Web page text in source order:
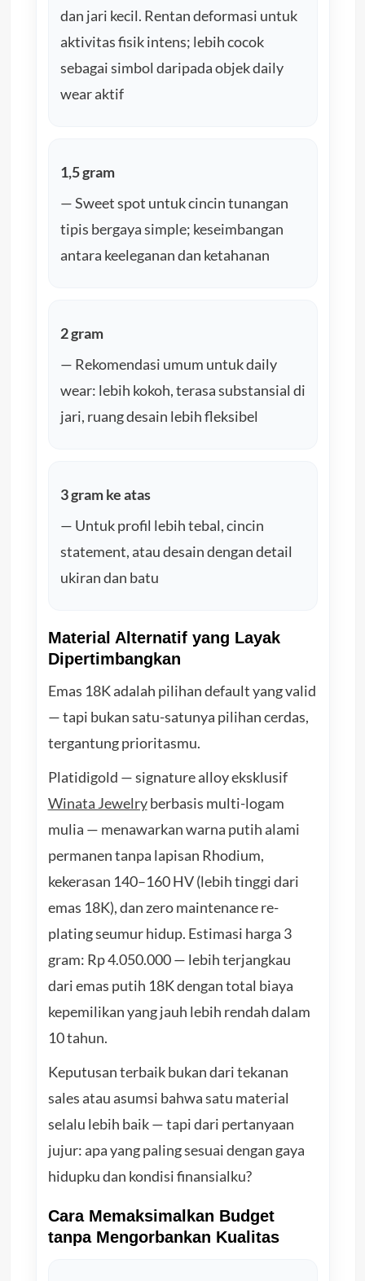
dan jari kecil. Rentan deformasi untuk
aktivitas fisik intens; lebih cocok
sebagai simbol daripada objek daily
wear aktif
1,5 gram
— Sweet spot untuk cincin tunangan
tipis bergaya simple; keseimbangan
antara keeleganan dan ketahanan
2 gram
— Rekomendasi umum untuk daily
wear: lebih kokoh, terasa substansial di
jari, ruang desain lebih fleksibel
3 gram ke atas
— Untuk profil lebih tebal, cincin
statement, atau desain dengan detail
ukiran dan batu
Material Alternatif yang Layak
Dipertimbangkan
Emas 18K adalah pilihan default yang valid
— tapi bukan satu-satunya pilihan cerdas,
tergantung prioritasmu.
Platidigold — signature alloy eksklusif
Winata Jewelryberbasis multi-logam
mulia — menawarkan warna putih alami
permanen tanpa lapisan Rhodium,
kekerasan 140–160 HV (lebih tinggi dari
emas 18K), dan zero maintenance re-
plating seumur hidup. Estimasi harga 3
gram: Rp 4.050.000 — lebih terjangkau
dari emas putih 18K dengan total biaya
kepemilikan yang jauh lebih rendah dalam
10 tahun.
Keputusan terbaik bukan dari tekanan
sales atau asumsi bahwa satu material
selalu lebih baik — tapi dari pertanyaan
jujur: apa yang paling sesuai dengan gaya
hidupku dan kondisi finansialku?
Cara Memaksimalkan Budget
tanpa Mengorbankan Kualitas